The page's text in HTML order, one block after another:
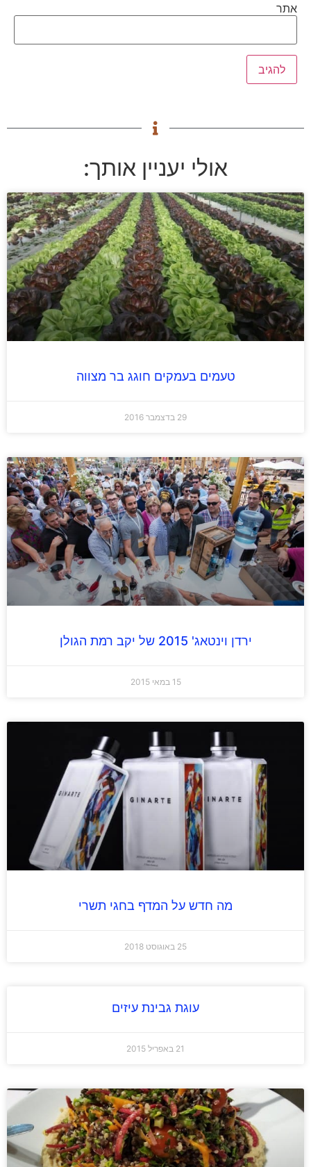
אתר
אולי יעניין אותך:
טעמים בעמקים חוגג בר מצווה
ירדן וינטאג' 2015 של יקב רמת הגולן
מה חדש על המדף בחגי תשרי
עוגת גבינת עיזים